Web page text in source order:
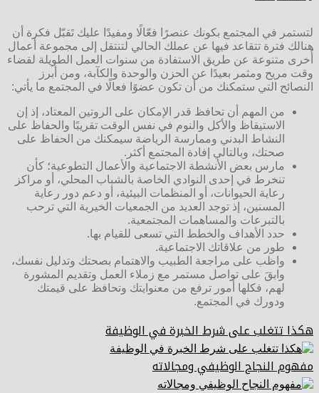
لتستمر في المجتمع بكونك عنصرًا فعّالًا ومفيدًا عليك تَقبّل فكرة أن
هنالك فترة تتقاعد فيها عن عملك الحالي لتنتقل إلى مجموعة أعمال
أُخرى متنوعة عن طريق الاستفادة من سنوات العمل الطويلة لقضاء
وقت مريح ومثمر بعيدًا عن الحزن والوحدة والكآبة، ومن أبرز
النصائح التي ستمكنك من أن تكون عضوًا فعالًا في المجتمع ما يأتي:
من المهم أن تحافظ قدر الإمكان على الروتين المعتاد، إذ إن
الاستيقاظ والأكل والنوم في نفس الوقت تقريبًا والحفاظ على
النشاط البدني وممارسة الرياضة سيمكنك من الحفاظ على
صحتك، وبالتالي إفادة المجتمع أكثر.
مارس بعض الأنشطة الاجتماعية والأعمال التطوعية؛ كأن
تنخرط في إحدى النوادي الخاصة بالشباب المحلي، أو مراكز
رعاية الحيوانات، أو المنظمات البيئية، أو دعم دور رعاية
المسنين، إذ توجد العديد من الجمعيات الخيرية التي ترحب
بالتبرعات والمساهمات المجتمعية.
حدد الأهداف والخطط التي تسعى للقيام بها.
طور من علاقاتك الاجتماعية.
واظب على مراجعة الطبيب والاهتمام بصحتك وتدليل نفسك،
وابقَ على تواصل مستمر مع زملاء العمل وتقديم المشورة
لهم، فكلها أُمور ترفع من معنوايتك وتحافظ على قيمتك
ودورك في المجتمع.
هكذا تتغلب على شرط الخبرة في الوظيفة
مفهوم النجاح الوظيفي ومجالاته